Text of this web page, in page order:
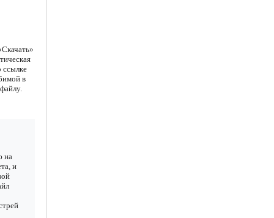
ссылке
в
на
и